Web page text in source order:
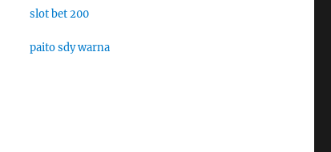
slot bet 200
paito sdy warna